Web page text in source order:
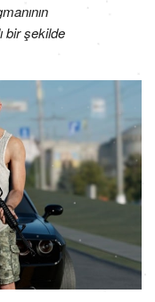
bir şekilde